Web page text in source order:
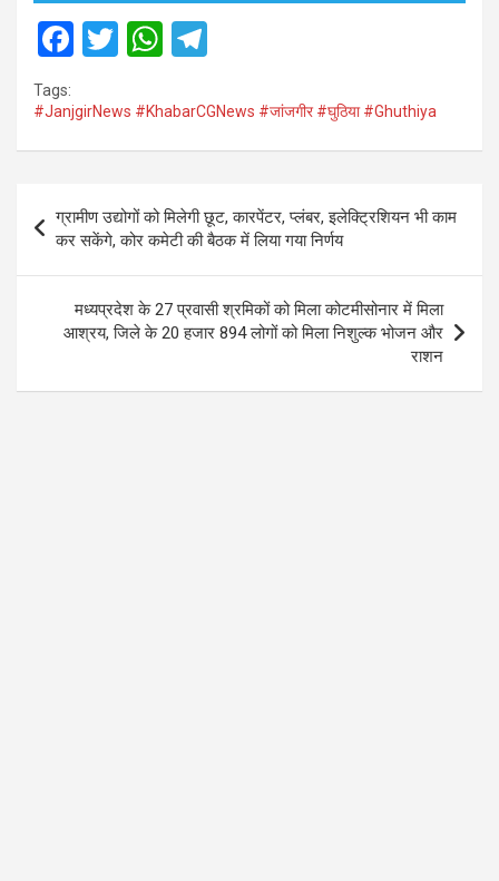
F
ce
b
o
k
T
tt
er
W
at
s
p
p
e
gr
m
Tags:
#JanjgirNews #KhabarCGNews #जांजगीर #घुठिया #Ghuthiya
navigation
ग्रामीण उद्योगों को मिलेगी छूट, कारपेंटर, प्लंबर, इलेक्ट्रिशियन भी काम
कर सकेंगे, कोर कमेटी की बैठक में लिया गया निर्णय
मध्यप्रदेश के 27 प्रवासी श्रमिकों को मिला कोटमीसोनार में मिला
आश्रय, जिले के 20 हजार 894 लोगों को मिला निशुल्क भोजन और
राशन